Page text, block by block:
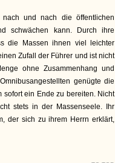
und nach die öffentlichen
schwächen kann. Durch ihre
die Massen ihnen viel leichter
Zufall der Führer und ist nicht
ohne Zusammenhang und
genügte die
sofort ein Ende zu bereiten. Nicht
stets in der Massenseele. Ihr
der sich zu ihrem Herrn erklärt,